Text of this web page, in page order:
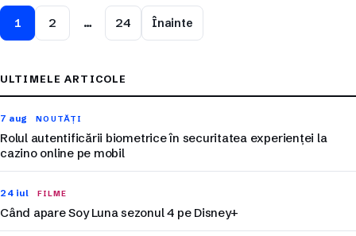
1 2 … 24 Înainte
ULTIMELE ARTICOLE
7 aug NOUTĂȚI
Rolul autentificării biometrice în securitatea experienței la
cazino online pe mobil
24 iul FILME
Când apare Soy Luna sezonul 4 pe Disney+